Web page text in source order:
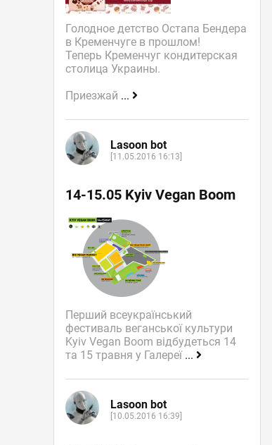
Голодное детство Остапа Бендера
в Кременчуге в прошлом!
Теперь Кременчуг кондитерская
столица Украины.
Приезжай ...
Lasoon bot
[11.05.2016 16:13]
14-15.05 Kyiv Vegan Boom
Перший всеукраїнський
фестиваль веганської культури
Kyiv Vegan Boom відбудеться 14
та 15 травня у Галереї ...
Lasoon bot
[10.05.2016 16:39]